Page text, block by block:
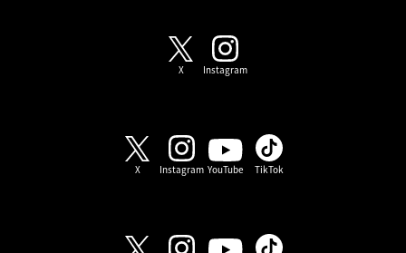
X Instagram
X Instagram YouTube TikTok